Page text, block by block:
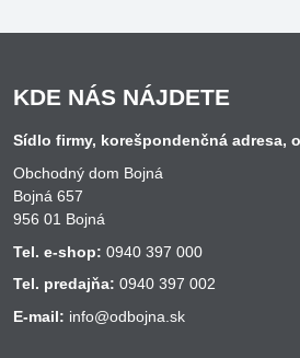
KDE NÁS NÁJDETE
Sídlo firmy, korešpondenčná adresa,
Obchodný dom Bojná
Bojná 657
956 01 Bojná
Tel. e-shop: 0940 397 000
Tel. predajňa: 0940 397 002
E-mail: info@odbojna.sk